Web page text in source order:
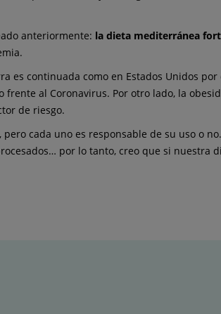
anteriormente: la dieta mediterránea
es continuada como en Estados Unidos
al Coronavirus. Por otro lado, la
de riesgo.
cada uno es responsable de su uso o
por lo tanto, creo que si nuestra